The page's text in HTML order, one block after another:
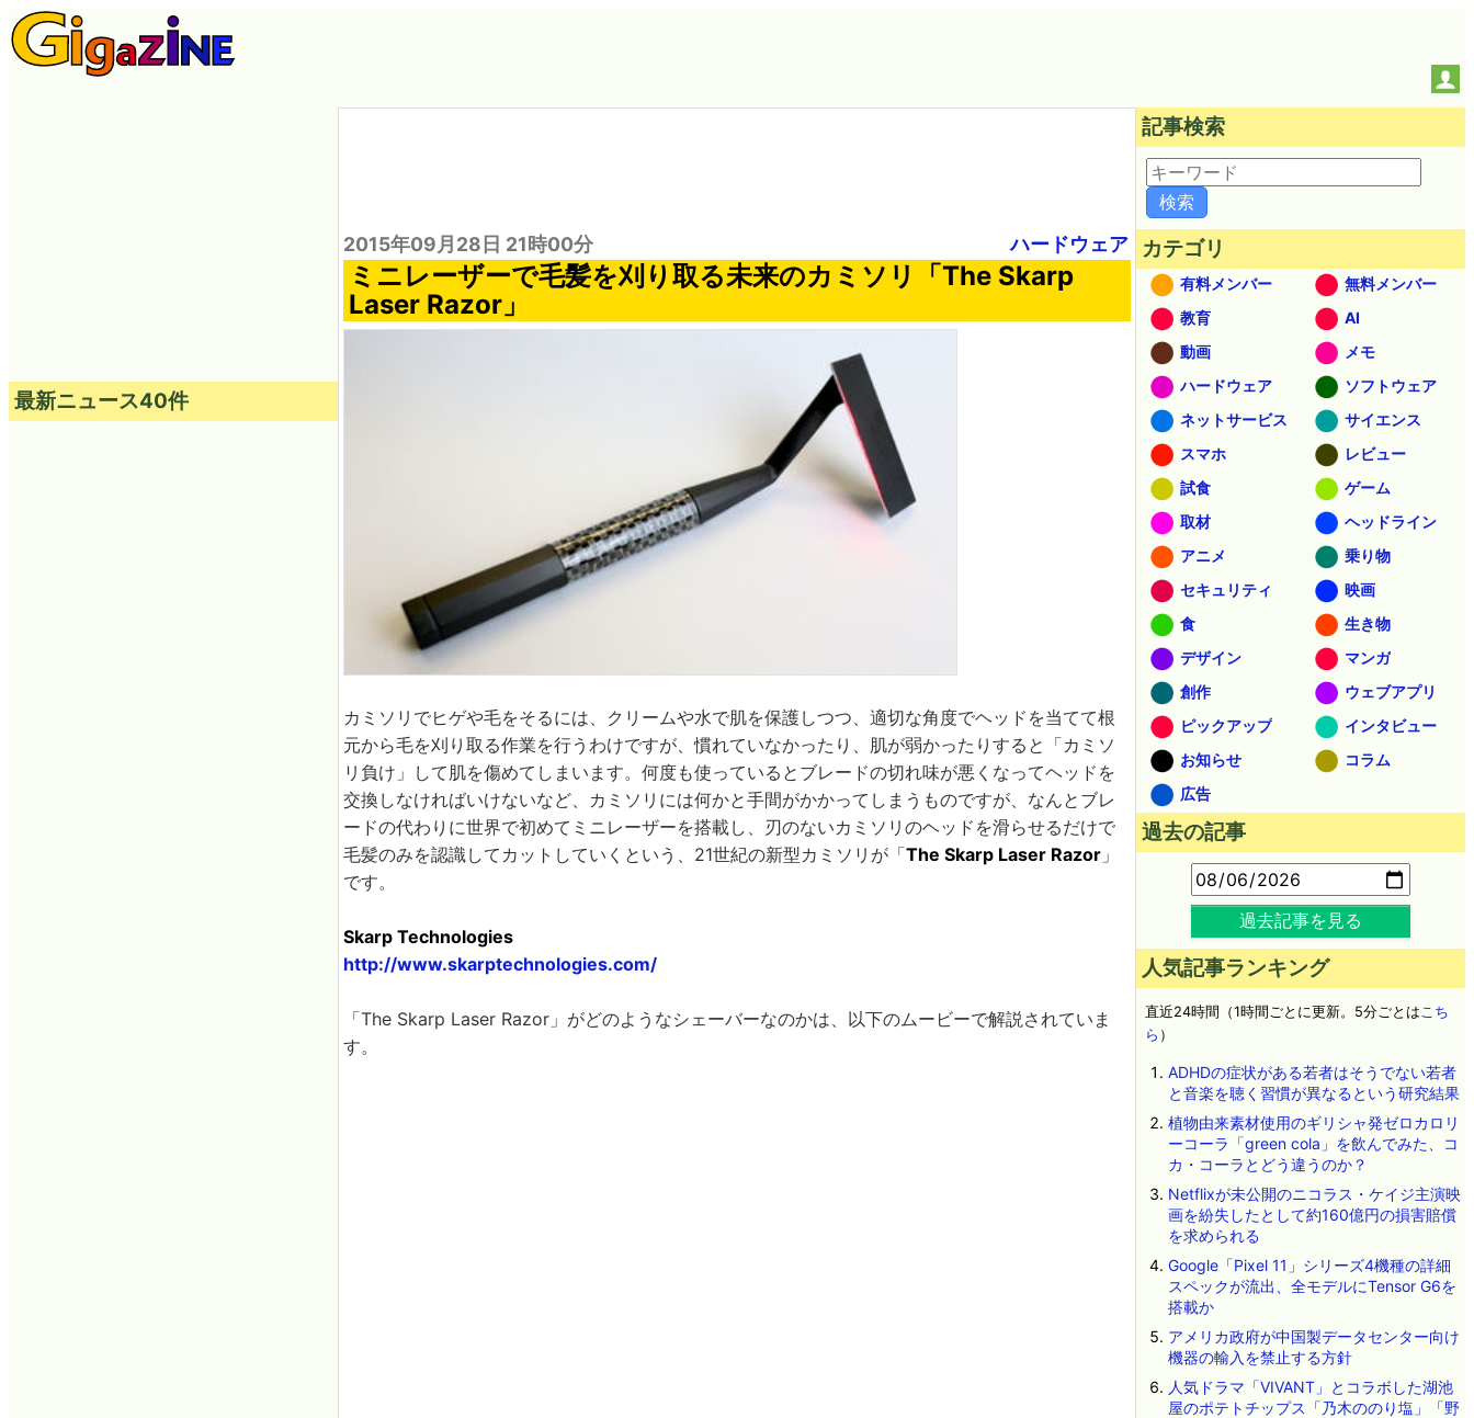
2015年09月28日 21時00分 ハードウェア
ミニレーザーで毛髪を刈り取る未来のカミソリ「The Skarp
Laser Razor」
カミソリでヒゲや毛をそるには、クリームや水で肌を保護しつつ、適切な角度でヘッドを当てて根
元から毛を刈り取る作業を行うわけですが、慣れていなかったり、肌が弱かったりすると「カミソ
リ負け」して肌を傷めてしまいます。何度も使っているとブレードの切れ味が悪くなってヘッドを
交換しなければいけないなど、カミソリには何かと手間がかかってしまうものですが、なんとブレ
ードの代わりに世界で初めてミニレーザーを搭載し、刃のないカミソリのヘッドを滑らせるだけで
毛髪のみを認識してカットしていくという、21世紀の新型カミソリが「The Skarp Laser Razor 」
です。
Skarp Technologies
http://www.skarptechnologies.com/
「The Skarp Laser Razor」がどのようなシェーバーなのかは、以下のムービーで解説されていま
す。
最新ニュース40件
記事検索
カテゴリ
有料メンバー
無料メンバー
教育
AI
動画
メモ
ハードウェア
ソフトウェア
ネットサービス
サイエンス
スマホ
レビュー
試食
ゲーム
取材
ヘッドライン
アニメ
乗り物
セキュリティ
映画
食
生き物
デザイン
マンガ
創作
ウェブアプリ
ピックアップ
インタビュー
お知らせ
コラム
広告
過去の記事
過去記事を見る
人気記事ランキング
直近24時間（1時間ごとに更新。5分ごとはこち
ら ）
ADHDの症状がある若者はそうでない若者
と音楽を聴く習慣が異なるという研究結果
植物由来素材使用のギリシャ発ゼロカロリ
ーコーラ「green cola」を飲んでみた、コ
カ・コーラとどう違うのか？
Netflixが未公開のニコラス・ケイジ主演映
画を紛失したとして約160億円の損害賠償
を求められる
Google「Pixel 11」シリーズ4機種の詳細
スペックが流出、全モデルにTensor G6を
搭載か
アメリカ政府が中国製データセンター向け
機器の輸入を禁止する方針
人気ドラマ「VIVANT」とコラボした湖池
屋のポテトチップス「乃木ののり塩」「野